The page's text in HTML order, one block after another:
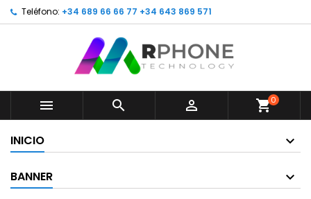
Teléfono: +34 689 66 66 77 +34 643 869 571
   shopping_cart0
INICIO
BANNER